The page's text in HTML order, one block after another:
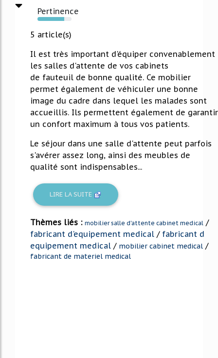
Pertinence
79%
5 article(s)
Il est très important d'équiper convenablement
les salles d'attente de vos cabinets
de fauteuil de bonne qualité. Ce mobilier
permet également de véhiculer une bonne
image du cadre dans lequel les malades sont
accueillis. Ils permettent également de garantir
un confort maximum à tous vos patients.
Le séjour dans une salle d'attente peut parfois
s'avérer assez long, ainsi des meubles de
qualité sont indispensables...
LIRE LA SUITE
Thèmes liés : mobilier salle d'attente cabinet medical /
fabricant d'equipement medical / fabricant d
equipement medical / mobilier cabinet medical /
fabricant de materiel medical